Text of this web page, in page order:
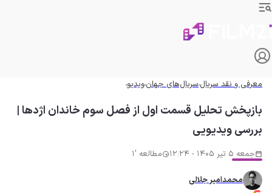
معرفی و نقد سریالسریال‌های جهانویدیو
بازپخش تحلیل قسمت اول از فصل سوم خاندان اژدها |
بررسی ویدیویی
جمعه 5 تیر 1405 - 12:24 مطالعه '1
محمدامیر جلالی